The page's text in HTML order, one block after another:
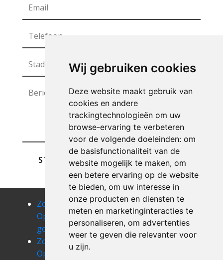
Wij gebruiken cookies
Deze website maakt gebruik van
cookies en andere
trackingtechnologieën om uw
browse-ervaring te verbeteren
voor de volgende doeleinden: om
de basisfunctionaliteit van de
website mogelijk te maken, om
een betere ervaring op de website
te bieden, om uw interesse in
onze producten en diensten te
meten en marketinginteracties te
personaliseren, om advertenties
weer te geven die relevanter voor
u zijn.
STUREN
Zolder
Opruimen
gochenee
Zolder
Opruimen
godinne
Zolder
Opruimen
goesnes
Zolder
Opruimen
Zolder
Zolder